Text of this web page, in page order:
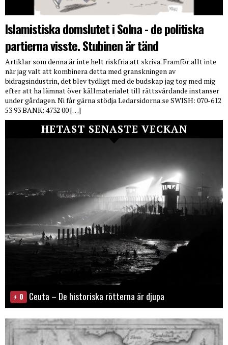
Islamistiska domslutet i Solna - de politiska
partierna visste. Stubinen är tänd
Artiklar som denna är inte helt riskfria att skriva. Framför allt inte
när jag valt att kombinera detta med granskningen av
bidragsindustrin, det blev tydligt med de budskap jag tog med mig
efter att ha lämnat över källmaterialet till rättsvårdande instanser
under gårdagen. Ni får gärna stödja Ledarsidorna.se SWISH: 070-612
53 93 BANK: 4732 00 […]
HETAST SENASTE VECKAN
0 Ceuta – De historiska rötterna är djupa